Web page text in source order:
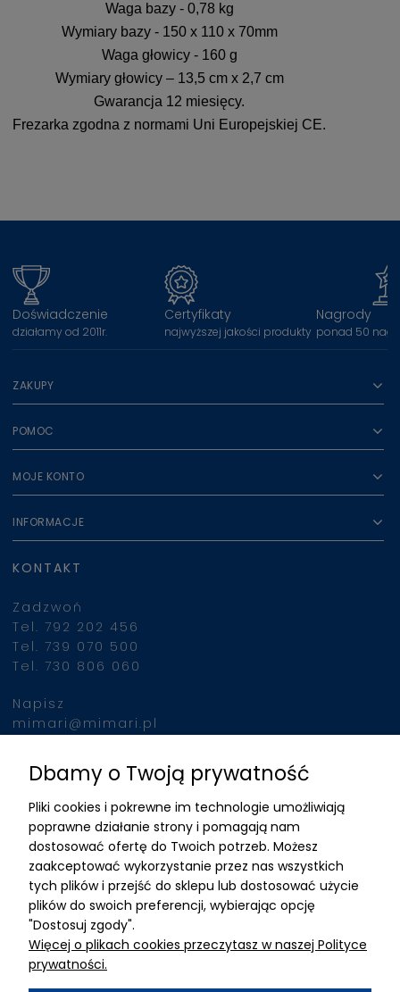
Waga bazy - 0,78 kg
Wymiary bazy - 150 x 110 x 70mm
Waga głowicy - 160 g
Wymiary głowicy – 13,5 cm x 2,7 cm
Gwarancja 12 miesięcy.
Frezarka zgodna z normami Uni Europejskiej CE.
Doświadczenie
działamy od 2011r.
Certyfikaty
najwyższej jakości produkty
Nagrody
ponad 50
ZAKUPY
POMOC
MOJE KONTO
INFORMACJE
KONTAKT
Zadzwoń
Tel. 792 202 456
Tel. 739 070 500
Tel. 730 806 060
Napisz
mimari@mimari.pl
Znajdziesz nas
ADRES
MIMARI sp z o.o.
ul. Kurkowa 12
50-210 Wrocław
Dane rejestracyjne
NIP:8982325327
Dbamy o Twoją prywatność
Pliki cookies i pokrewne im technologie umożliwiają
poprawne działanie strony i pomagają nam
dostosować ofertę do Twoich potrzeb. Możesz
zaakceptować wykorzystanie przez nas wszystkich
tych plików i przejść do sklepu lub dostosować użycie
plików do swoich preferencji, wybierając opcję
"Dostosuj zgody".
Więcej o plikach cookies przeczytasz w naszej Polityce
prywatności.